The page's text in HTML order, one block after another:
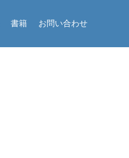
書籍 お問い合わせ